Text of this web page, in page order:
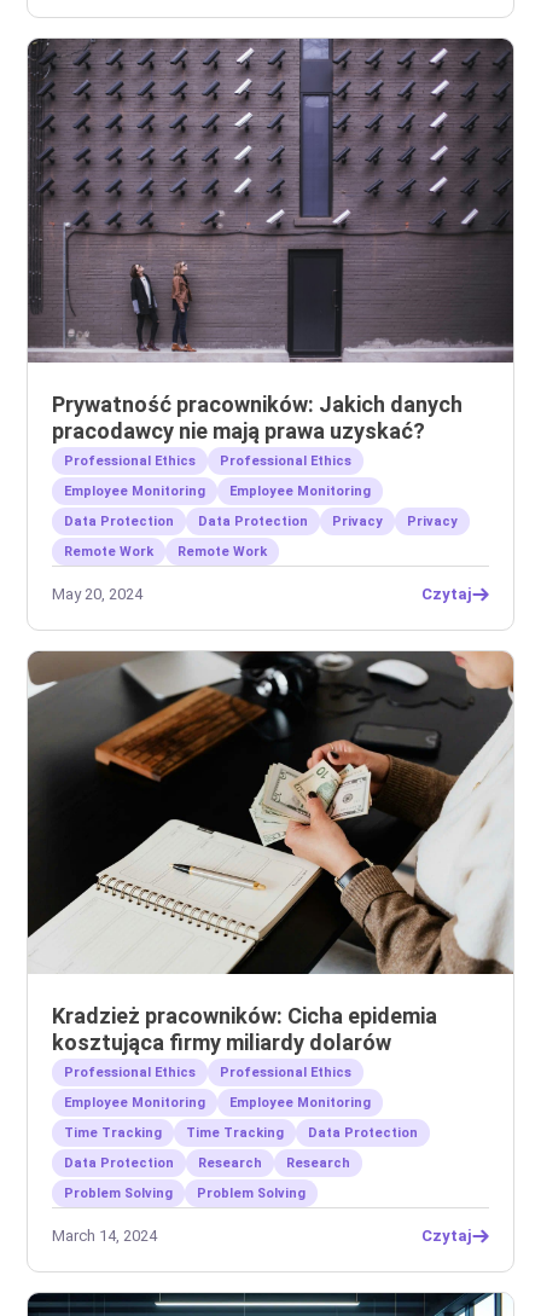
Prywatność pracowników: Jakich danych
pracodawcy nie mają prawa uzyskać?
Professional Ethics
Professional Ethics
Employee Monitoring
Employee Monitoring
Data Protection
Data Protection Privacy
Privacy
Remote Work
Remote Work
May 20, 2024 Czytaj
Kradzież pracowników: Cicha epidemia
kosztująca firmy miliardy dolarów
Professional Ethics
Professional Ethics
Employee Monitoring
Employee Monitoring
Time Tracking
Time Tracking
Data Protection
Data Protection
Research
Research
Problem Solving
Problem Solving
March 14, 2024 Czytaj